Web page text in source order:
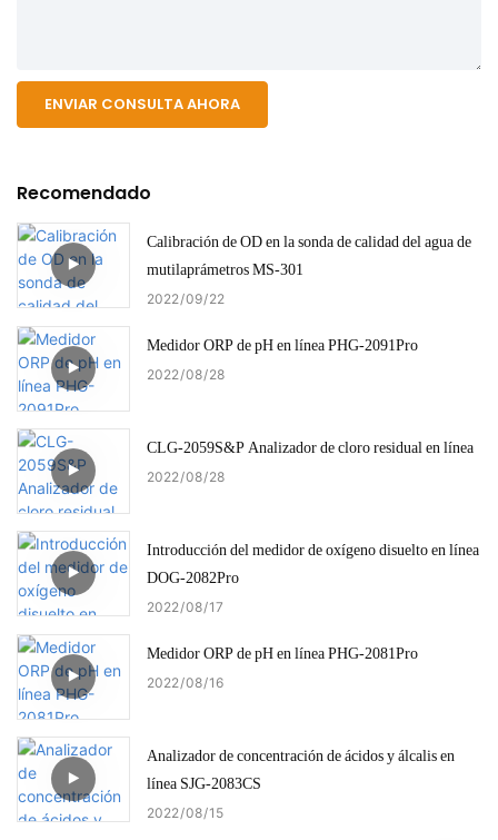
ENVIAR CONSULTA AHORA
Recomendado
Calibración de OD en la sonda de calidad del agua de
mutilaprámetros MS-301
2022 09 22
Medidor ORP de pH en línea PHG-2091Pro
2022 08 28
CLG-2059S&P Analizador de cloro residual en línea
2022 08 28
Introducción del medidor de oxígeno disuelto en línea
DOG-2082Pro
2022 08 17
Medidor ORP de pH en línea PHG-2081Pro
2022 08 16
Analizador de concentración de ácidos y álcalis en
línea SJG-2083CS
2022 08 15